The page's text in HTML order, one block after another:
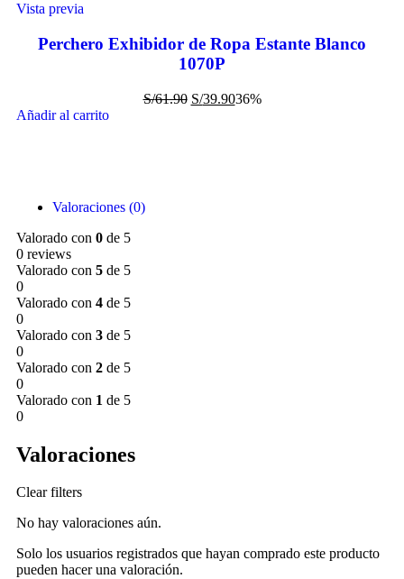
Vista previa
Perchero Exhibidor de Ropa Estante Blanco
1070P
S/61.90 S/39.9036%
Añadir al carrito
Valoraciones (0)
Valorado con 0 de 5
0 reviews
Valorado con 5 de 5
0
Valorado con 4 de 5
0
Valorado con 3 de 5
0
Valorado con 2 de 5
0
Valorado con 1 de 5
0
Valoraciones
Clear filters
No hay valoraciones aún.
Solo los usuarios registrados que hayan comprado este producto
pueden hacer una valoración.